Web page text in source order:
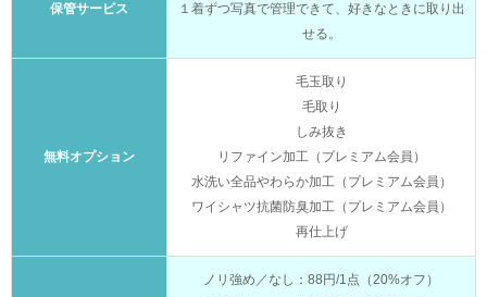
保管サービス
１着ずつ写真で管理できて、好きなときに取り出
せる。
無料オプション
毛玉取り
毛取り
しみ抜き
リファイン加工（プレミアム会員）
水洗い全品やわらか加工（プレミアム会員）
ワイシャツ抗菌防臭加工（プレミアム会員）
再仕上げ
ノリ強め／なし：88円/1点（20%オフ）